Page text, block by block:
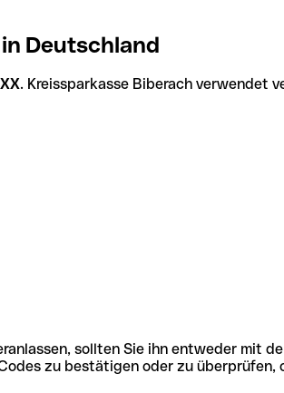
Deutschland
. Kreissparkasse Biberach verwendet
sollten Sie ihn entweder
zu bestätigen oder zu überprüfen,